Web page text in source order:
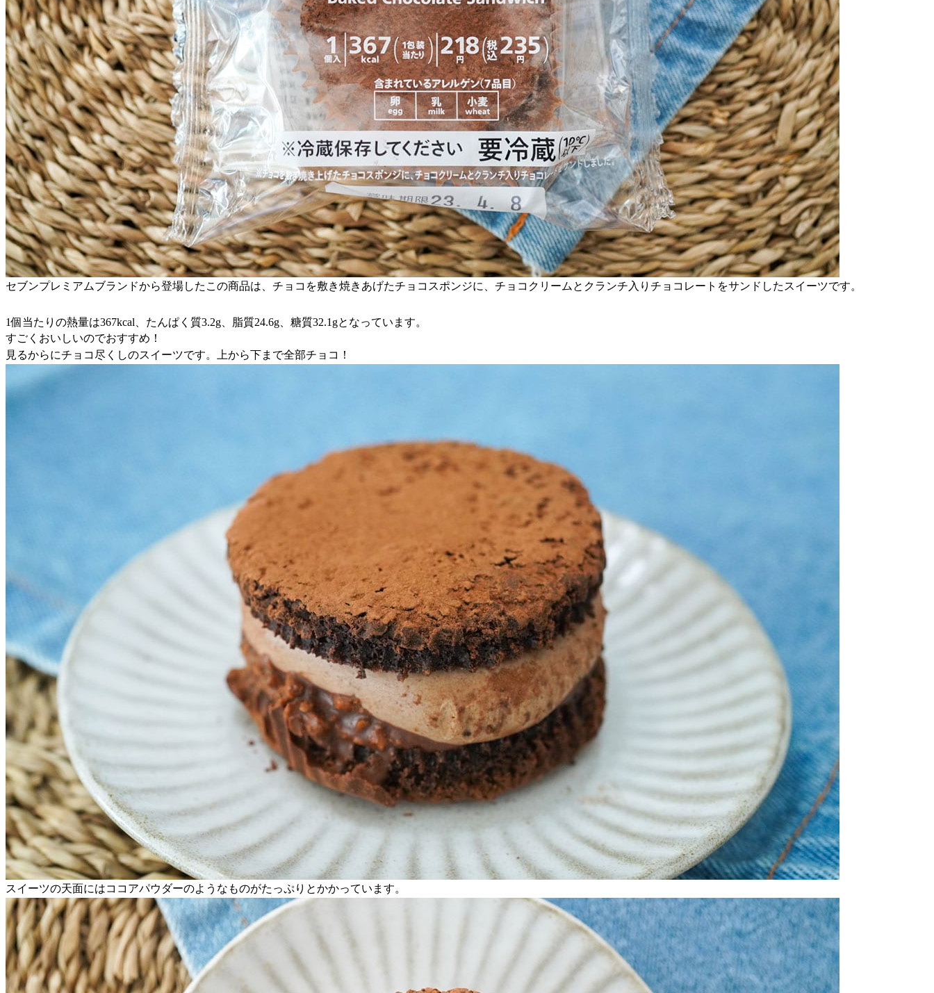
セブンプレミアムブランドから登場したこの商品は、チョコを敷き焼きあげたチョコスポンジに、チョコクリームとクランチ入りチョコレートをサンドしたスイーツです。
1個当たりの熱量は367kcal、たんぱく質3.2g、脂質24.6g、糖質32.1gとなっています。
すごくおいしいのでおすすめ！
見るからにチョコ尽くしのスイーツです。上から下まで全部チョコ！
スイーツの天面にはココアパウダーのようなものがたっぷりとかかっています。